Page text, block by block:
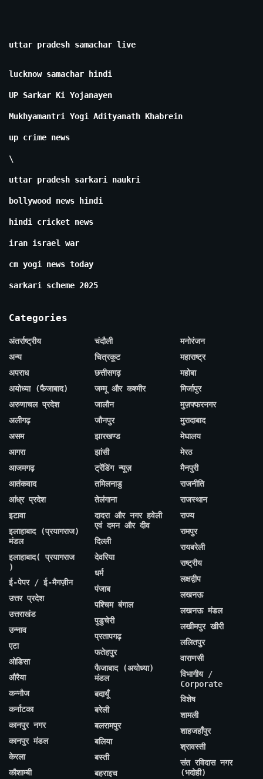
uttar pradesh samachar live
lucknow samachar hindi
UP Sarkar Ki Yojanayen
Mukhyamantri Yogi Adityanath Khabrein
up crime news
\
uttar pradesh sarkari naukri
bollywood news hindi
hindi cricket news
iran israel war
cm yogi news today
sarkari scheme 2025
Categories
अंतर्राष्ट्रीय
अन्य
अपराध
अयोध्या (फैजाबाद)
अरुणाचल प्रदेश
अलीगढ़
असम
आगरा
आजमगढ़
आतंकवाद
आंध्र प्रदेश
इटावा
इलाहाबाद (प्रयागराज)
मंडल
इलाहाबाद( प्रयागराज
)
ई-पेपर / ई-मैगज़ीन
उत्तर प्रदेश
उत्तराखंड
उन्नाव
एटा
ओडिसा
औरैया
कन्नौज
कर्नाटका
कानपुर नगर
कानपुर मंडल
केरला
कौशाम्बी
चंदौली
चित्रकूट
छत्तीसगढ़
जम्मू और कश्मीर
जालौन
जौनपुर
झारखण्ड
झांसी
ट्रेंडिंग न्यूज़
तमिलनाडु
तेलंगाना
दादरा और नगर हवेली
एवं दमन और दीव
दिल्ली
देवरिया
धर्म
पंजाब
पश्चिम बंगाल
पुडुचेरी
प्रतापगढ़
फतेहपुर
फैजाबाद (अयोध्या)
मंडल
बदायूँ
बरेली
बलरामपुर
बलिया
बस्ती
बहराइच
मनोरंजन
महाराष्ट्र
महोबा
मिर्जापुर
मुज़फ्फरनगर
मुरादाबाद
मेघालय
मेरठ
मैनपुरी
राजनीति
राजस्थान
राज्य
रामपुर
रायबरेली
राष्ट्रीय
लक्षद्वीप
लखनऊ
लखनऊ मंडल
लखीमपुर खीरी
ललितपुर
वाराणसी
विभागीय /
Corporate
विशेष
शामली
शाहजहाँपुर
श्रावस्ती
संत रविदास नगर
(भदोही)